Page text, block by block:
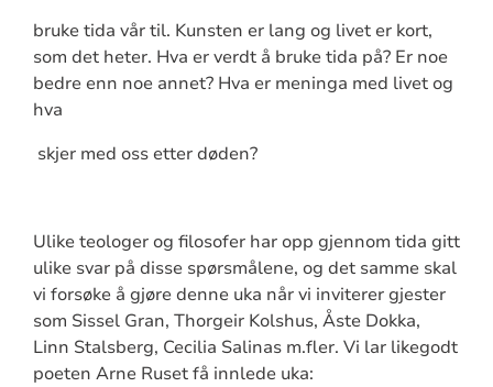
bruke tida vår til. Kunsten er lang og livet er kort,
som det heter. Hva er verdt å bruke tida på? Er noe
bedre enn noe annet? Hva er meninga med livet og
hva
skjer med oss etter døden?
Ulike teologer og filosofer har opp gjennom tida gitt
ulike svar på disse spørsmålene, og det samme skal
vi forsøke å gjøre denne uka når vi inviterer gjester
som Sissel Gran, Thorgeir Kolshus, Åste Dokka,
Linn Stalsberg, Cecilia Salinas m.fler. Vi lar likegodt
poeten Arne Ruset få innlede uka: